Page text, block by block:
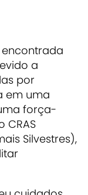
a
por
em uma
força-
Silvestres),